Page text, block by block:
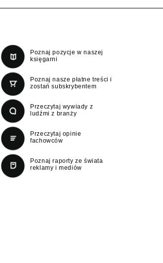
Poznaj pozycje w naszej
księgarni
Poznaj nasze płatne treści i
zostań subskrybentem
Przeczytaj wywiady z
ludźmi z branży
Przeczytaj opinie
fachowców
Poznaj raporty ze świata
reklamy i mediów